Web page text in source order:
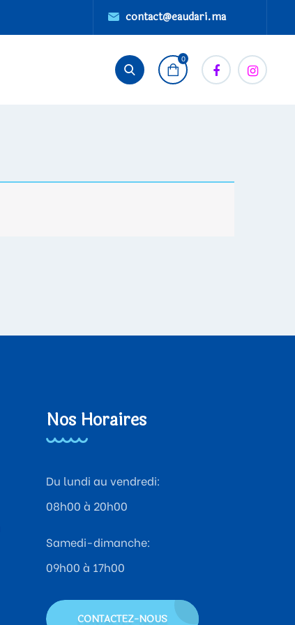
contact@eaudari.ma
0
Nos Horaires
Du lundi au vendredi:
08h00 à 20h00
Samedi-dimanche:
09h00 à 17h00
CONTACTEZ-NOUS